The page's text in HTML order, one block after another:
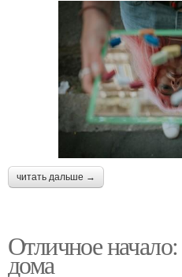
читать дальше →
Отличное
дома